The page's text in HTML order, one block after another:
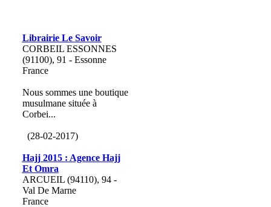
Librairie Le Savoir
CORBEIL ESSONNES
(91100), 91 - Essonne
France
Nous sommes une boutique
musulmane située à
Corbei...
(28-02-2017)
Hajj 2015 : Agence Hajj
Et Omra
ARCUEIL (94110), 94 -
Val De Marne
France